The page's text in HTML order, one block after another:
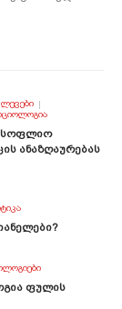
Მსოფლიო
Ანაზღაურებას
Ფულის